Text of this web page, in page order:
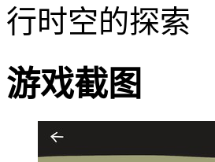
行时空的探索
游戏截图